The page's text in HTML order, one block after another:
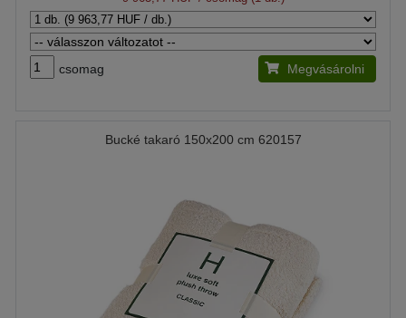
csomag Megvásárolni
Bucké takaró 150x200 cm 620157